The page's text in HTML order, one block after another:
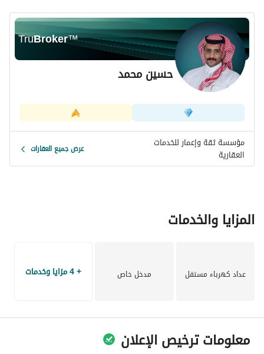
TruBroker™
حسين محمد
مؤسسة ثقة وإعمار للخدمات
العقارية عرض جميع العقارات
المزايا والخدمات
عداد كهرباء مستقل مدخل خاص + 4 مزايا وخدمات
معلومات ترخيص الإعلان